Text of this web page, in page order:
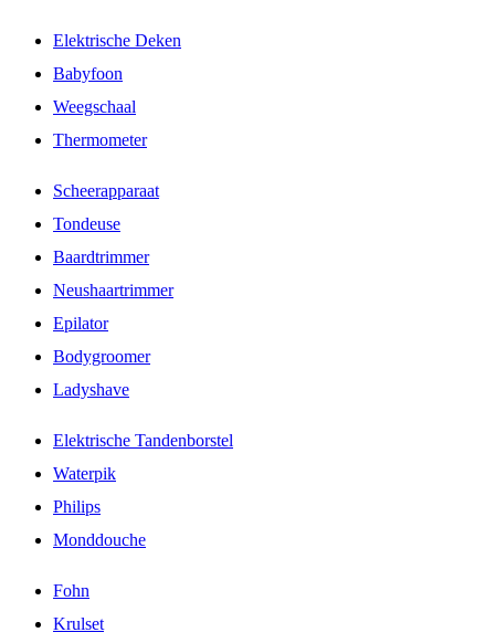
Elektrische Deken
Babyfoon
Weegschaal
Thermometer
Scheerapparaat
Tondeuse
Baardtrimmer
Neushaartrimmer
Epilator
Bodygroomer
Ladyshave
Elektrische Tandenborstel
Waterpik
Philips
Monddouche
Fohn
Krulset